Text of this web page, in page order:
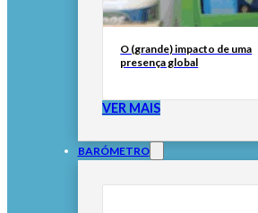
O (grande) impacto de uma
presença global
VER MAIS
BARÓMETRO